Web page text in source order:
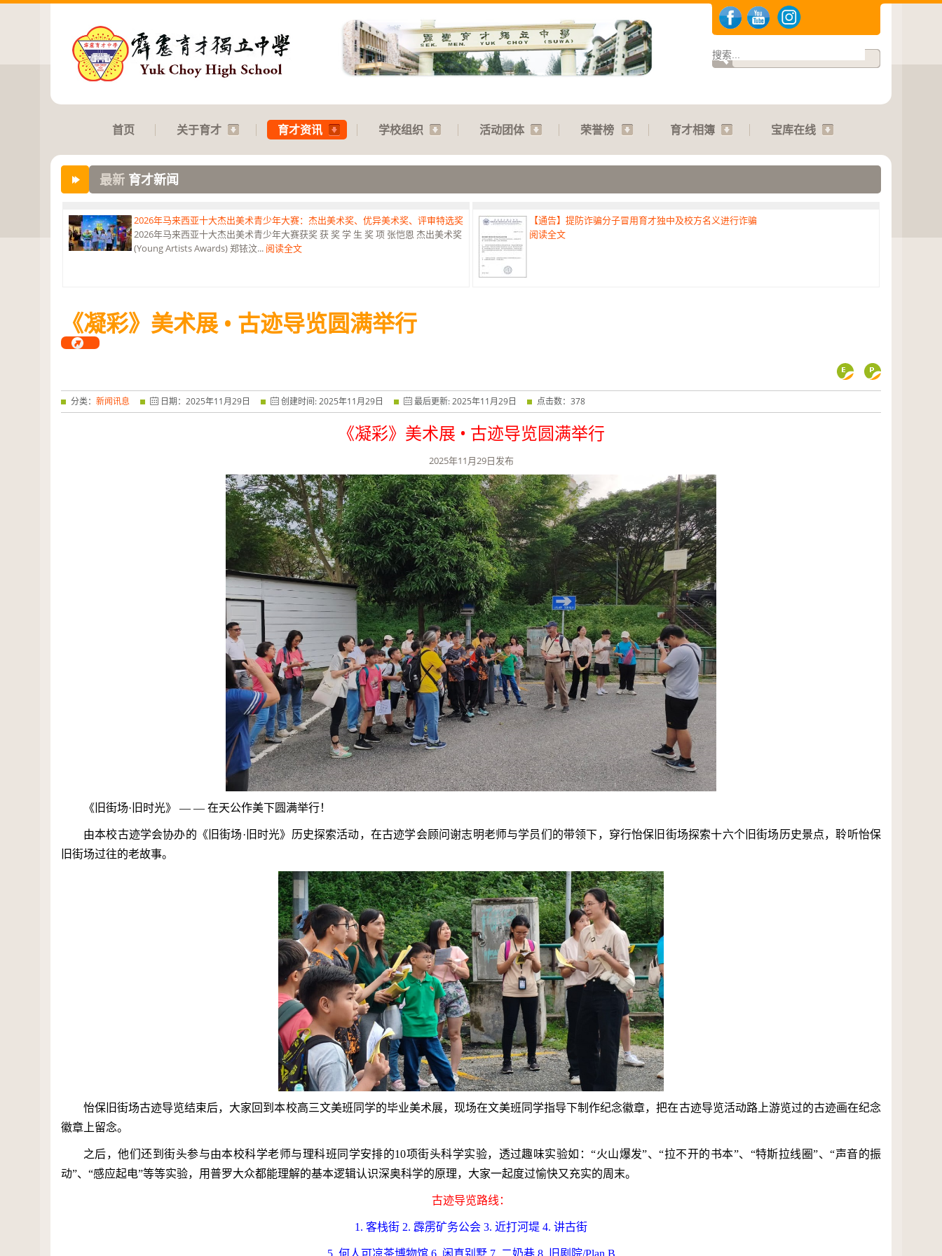
首页 关于育才 育才资讯 学校组织 活动团体 荣誉榜 育才相簿 宝库在线
最新 育才新闻
恭贺本校庄浩霖同学荣获第六届“中华翰墨情”佛港澳台侨中小学生书法比赛最高荣誉
——特优奖...阅读全文
2026年马来西亚十大杰出美术青少年大赛：杰出美术奖、优异美术奖、评审特选奖
2026年马来西亚十大杰出美术青少年大赛获奖 获 奖 学 生 奖 项 张恺恩 杰出美术奖
(Young Artists Awards) 郑铱汶... 阅读全文
【通告】提防诈骗分子冒用育才独中及校方名义进行诈骗
阅读全文
《凝彩》美术展 • 古迹导览圆满举行
分类： 新闻讯息 日期： 2025年11月29日 创建时间:2025年11月29日 最后更新:2025年11月29日 点击数： 378
《凝彩》美术展 • 古迹导览圆满举行
2025年11月29日发布
《旧街场· 旧时光》 — — 在天公作美下圆满举行！
由本校古迹学会协办的《旧街场·旧时光》历史探索活动，在古迹学会顾问谢志明老师与学员们的带领下，穿行怡保旧街场探索十六个旧街场历史景点，聆听怡保
旧街场过往的老故事。
怡保旧街场古迹导览结束后，大家回到本校高三文美班同学的毕业美术展，现场在文美班同学指导下制作纪念徽章，把在古迹导览活动路上游览过的古迹画在纪念
徽章上留念。
之后，他们还到街头参与由本校科学老师与理科班同学安排的10项街头科学实验，透过趣味实验如：“火山爆发”、“拉不开的书本”、“特斯拉线圈”、“声音的振
动”、“感应起电”等等实验，用普罗大众都能理解的基本逻辑认识深奥科学的原理，大家一起度过愉快又充实的周末。
古迹导览路线：
1 . 客栈街 2. 霹雳矿务公会 3. 近打河堤 4. 讲古街
5. 何人可凉茶博物馆 6. 闲真别墅 7. 二奶巷 8. 旧剧院/​Plan B